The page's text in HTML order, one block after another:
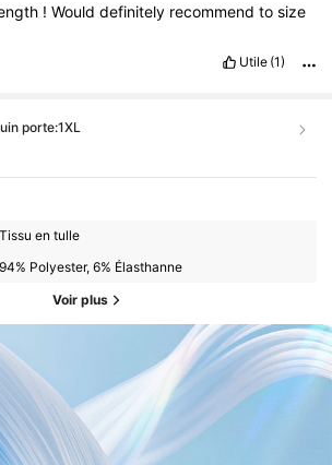
amulti-colordress online,andoverall,
!Woulddefinitely recommendtosize
Utile (1)
porte:1XL
Tissu en tulle
94% Polyester, 6% Élasthanne
Voir plus